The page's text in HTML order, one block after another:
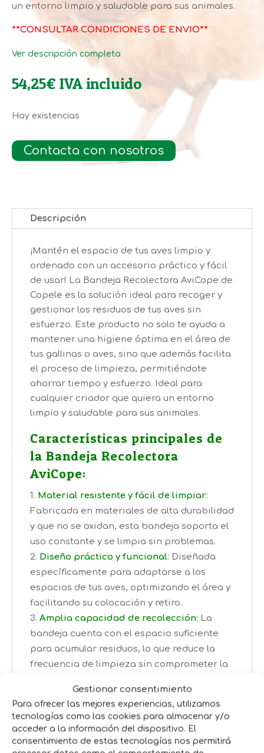
Gestionar consentimiento
Para ofrecer las mejores experiencias, utilizamos
tecnologías como las cookies para almacenar y/o
acceder a la información del dispositivo. El
consentimiento de estas tecnologías nos permitirá
un entorno limpio y saludable para sus animales.
**CONSULTAR CONDICIONES DE ENVIO**
Ver descripción completa
54,25€ IVA incluido
Hay existencias
Contacta con nosotros
Descripción
¡Mantén el espacio de tus aves limpio y
ordenado con un accesorio práctico y fácil
de usar! La Bandeja Recolectora AviCope de
Copele es la solución ideal para recoger y
gestionar los residuos de tus aves sin
esfuerzo. Este producto no solo te ayuda a
mantener una higiene óptima en el área de
tus gallinas o aves, sino que además facilita
el proceso de limpieza, permitiéndote
ahorrar tiempo y esfuerzo. Ideal para
cualquier criador que quiera un entorno
limpio y saludable para sus animales.
Características principales de
la Bandeja Recolectora
AviCope:
Material resistente y fácil de limpiar:
Fabricada en materiales de alta durabilidad
y que no se oxidan, esta bandeja soporta el
uso constante y se limpia sin problemas.
Diseño práctico y funcional: Diseñada
específicamente para adaptarse a los
espacios de tus aves, optimizando el área y
facilitando su colocación y retiro.
Amplia capacidad de recolección: La
bandeja cuenta con el espacio suficiente
para acumular residuos, lo que reduce la
frecuencia de limpieza sin comprometer la
Compatible con diferentes estructuras de
jaula:Puedes utilizarla en distintos tipos de
jaulas y parques de aves, adaptándose sin
problemas.